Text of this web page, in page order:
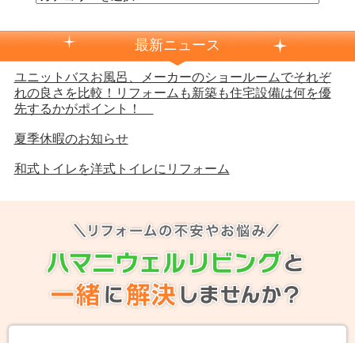
最新ニュース
ユニットバスお風呂、メーカーのショールームでそれぞ
れの良さを比較！リフォームも新築も住宅設備は何を優
先するかがポイント！
夏季休暇のお知らせ
和式トイレを洋式トイレにリフォーム